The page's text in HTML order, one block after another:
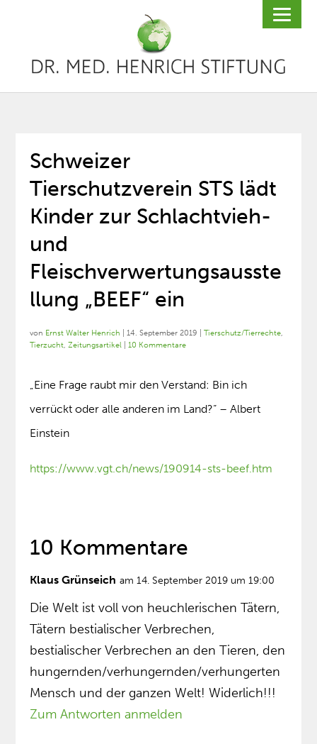
Schweizer
Tierschutzverein STS lädt
Kinder zur Schlachtvieh-
und
Fleischverwertungsausste
llung „BEEF“ ein
von Ernst Walter Henrich |14. September 2019 |Tierschutz/Tierrechte,
Tierzucht,Zeitungsartikel |10 Kommentare
„Eine Frage raubt mir den Verstand: Bin ich
verrückt oder alle anderen im Land?“ – Albert
Einstein
https://www.vgt.ch/news/190914-sts-beef.htm
10 Kommentare
Klaus Grünseich am 14. September 2019 um 19:00
Die Welt ist voll von heuchlerischen Tätern,
Tätern bestialischer Verbrechen,
bestialischer Verbrechen an den Tieren, den
hungernden/verhungernden/verhungerten
Mensch und der ganzen Welt! Widerlich!!!
Zum Antworten anmelden